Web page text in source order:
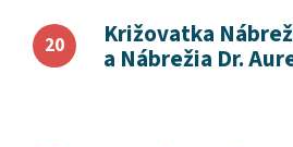
Križovatka
a Nábrežia Dr.